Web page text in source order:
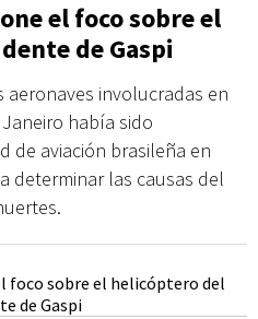
el foco sobre el
de Gaspi
involucradas en
había sido
de aviación brasileña en
determinar las causas del